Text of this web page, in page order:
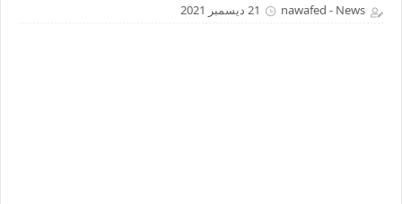
nawafed - News 21 ديسمبر 2021